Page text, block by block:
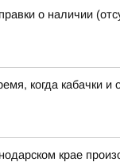
о наличии
когда кабачки
крае